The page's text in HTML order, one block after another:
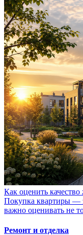
Как оценить
Покупка квартиры —
важно оценивать не
Ремонт и отделка